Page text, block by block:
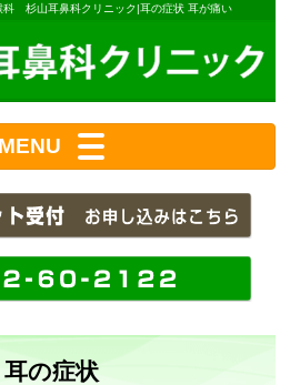
科 杉山耳鼻科クリニック|耳の症状 耳が痛い
MENU
耳の症状